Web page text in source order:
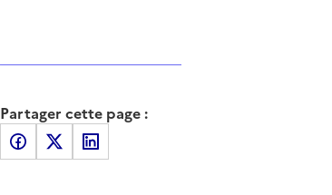
Partager cette page :
Partager sur Facebook
Partager sur XPartager sur LinkedIn